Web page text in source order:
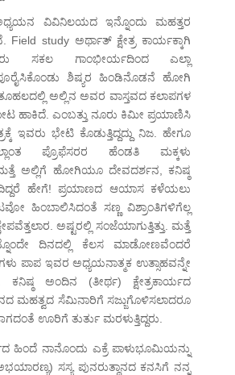
ವಿವಿನಿಲಯದ ಇನ್ನೊಂದು ಮಹತ್ತರ
study ಅರ್ಥಾತ್ ಕ್ಷೇತ್ರ ಕಾರ್ಯಕ್ಕಾಗಿ
ಸಕಲ ಗಾಂಭೀರ್ಯದಿಂದ ಎಲ್ಲಾ
ಶಿಷ್ಯರ ಹಿಂಡಿನೊಡನೆ ಹೋಗಿ
ಅಲ್ಲಿನ ಅವರ ವಾಸ್ತವದ ಕಲಾಪಗಳ
ಹಾಕಿದೆ. ಎಂಬತ್ತು ನೂರು ಕಿಮೀ ಪ್ರಯಾಣಿಸಿ
ಇವರು ಭೇಟಿ ಕೊಡುತ್ತಿದ್ದದ್ದು ನಿಜ. ಹೇಗೂ
ಪ್ರೊಫೆಸರರ ಹೆಂಡತಿ ಮಕ್ಕಳು
ಮತ್ತೆ ಅಲ್ಲಿಗೆ ಹೋಗಿಯೂ ದೇವದರ್ಶನ, ಕನಿಷ್ಠ
ಹೇಗೆ! ಪ್ರಯಾಣದ ಆಯಾಸ ಕಳೆಯಲು
ಹಿಂಬಾಲಿಸಿದಂತೆ ಸಣ್ಣ ವಿಶ್ರಾಂತಿಗಳಿಗೆಲ್ಲ
ಅಷ್ಟರಲ್ಲಿ ಸಂಜೆಯಾಗುತ್ತಿತ್ತು. ಮತ್ತೆ
ದಿನದಲ್ಲಿ ಕೆಲಸ ಮಾಡೋಣವೆಂದರೆ
ಪಾಪ ಇವರ ಅಧ್ಯಯನಾತ್ಮಕ ಉತ್ಸಾಹವನ್ನೇ
ಕನಿಷ್ಠ ಅಂದಿನ (ತೀರ್ಥ) ಕ್ಷೇತ್ರಕಾರ್ಯದ
ಮಹತ್ವದ ಸೆಮಿನಾರಿಗೆ ಸಜ್ಜುಗೊಳಿಸಲಾದರೂ
ಊರಿಗೆ ತುರ್ತು ಮರಳುತ್ತಿದ್ದರು.
ಹಿಂದೆ ನಾನೊಂದು ಎಕ್ರೆ ಪಾಳುಭೂಮಿಯನ್ನು
ಸಸ್ಯ ಪುನರುತ್ಥಾನದ ಕನಸಿಗೆ ನನ್ನ